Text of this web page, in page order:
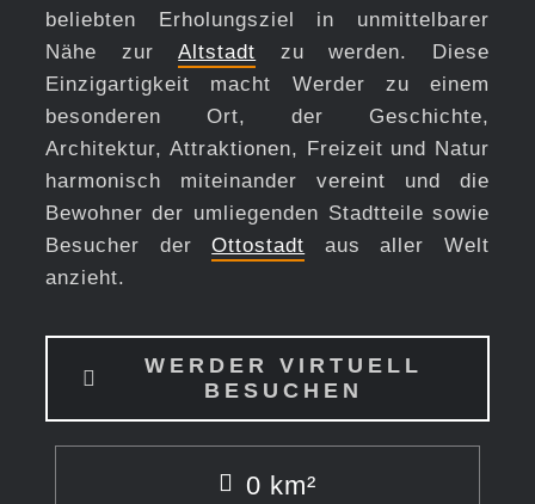
beliebten Erholungsziel in unmittelbarer
Nähe zurAltstadt zu werden. Diese
Einzigartigkeit macht Werder zu einem
besonderen Ort, der Geschichte,
Architektur, Attraktionen, Freizeit und Natur
harmonisch miteinander vereint und die
Bewohner der umliegenden Stadtteile sowie
Besucher derOttostadt aus aller Welt
anzieht.
WERDER VIRTUELL
BESUCHEN
0 km²